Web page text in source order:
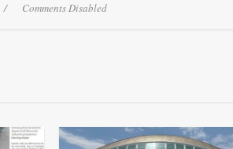
Comments Disabled